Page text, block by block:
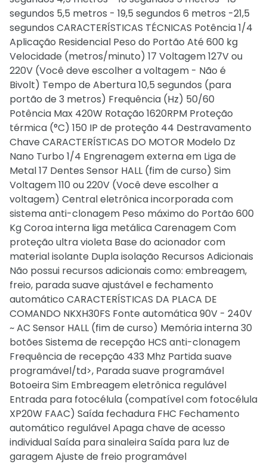
segundos 5,5 metros - 19,5 segundos 6 metros -21,5
segundos CARACTERÍSTICAS TÉCNICAS Potência 1/4
Aplicação Residencial Peso do Portão Até 600 kg
Velocidade (metros/minuto) 17 Voltagem 127V ou
220V (Você deve escolher a voltagem - Não é
Bivolt) Tempo de Abertura 10,5 segundos (para
portão de 3 metros) Frequência (Hz) 50/60
Potência Max 420W Rotação 1620RPM Proteção
térmica (°C) 150 IP de proteção 44 Destravamento
Chave CARACTERÍSTICAS DO MOTOR Modelo Dz
Nano Turbo 1/4 Engrenagem externa em Liga de
Metal 17 Dentes Sensor HALL (fim de curso) Sim
Voltagem 110 ou 220V (Você deve escolher a
voltagem) Central eletrônica incorporada com
sistema anti-clonagem Peso máximo do Portão 600
Kg Coroa interna liga metálica Carenagem Com
proteção ultra violeta Base do acionador com
material isolante Dupla isolação Recursos Adicionais
Não possui recursos adicionais como: embreagem,
freio, parada suave ajustável e fechamento
automático CARACTERÍSTICAS DA PLACA DE
COMANDO NKXH30FS Fonte automática 90V - 240V
~ AC Sensor HALL (fim de curso) Memória interna 30
botões Sistema de recepção HCS anti-clonagem
Frequência de recepção 433 Mhz Partida suave
programável/td>, Parada suave programável
Botoeira Sim Embreagem eletrônica regulável
Entrada para fotocélula (compatível com fotocélula
XP20W FAAC) Saída fechadura FHC Fechamento
automático regulável Apaga chave de acesso
individual Saída para sinaleira Saída para luz de
garagem Ajuste de freio programável